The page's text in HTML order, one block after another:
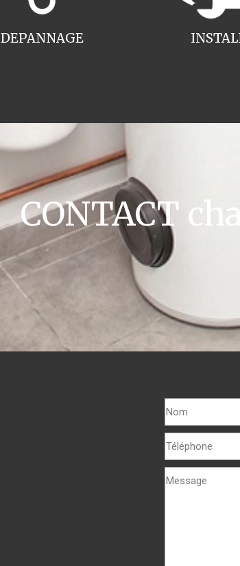
DEPANNAGE
CONTACT